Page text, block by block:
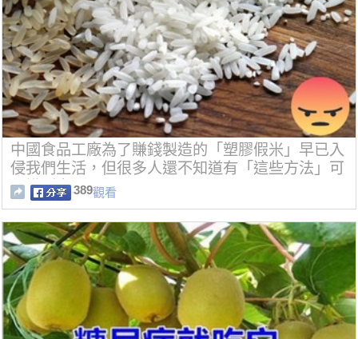
中國食品工廠為了賺錢製造的「塑膠假米」早已入
侵我們生活，但很多人還不知道有「這些方法」可
以辨別它！
389觀看